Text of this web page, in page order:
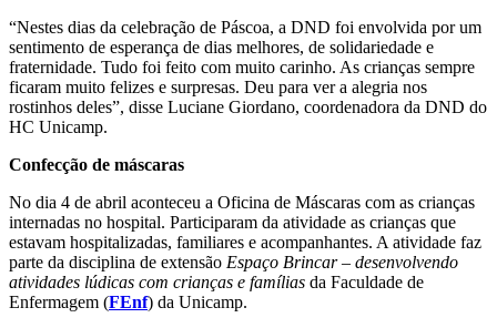
“Nestes dias da celebração de Páscoa, a DND foi envolvida por um
sentimento de esperança de dias melhores, de solidariedade e
fraternidade. Tudo foi feito com muito carinho. As crianças sempre
ficaram muito felizes e surpresas. Deu para ver a alegria nos
rostinhos deles”, disse Luciane Giordano, coordenadora da DND do
HC Unicamp.
Confecção de máscaras
No dia 4 de abril aconteceu a Oficina de Máscaras com as crianças
internadas no hospital. Participaram da atividade as crianças que
estavam hospitalizadas, familiares e acompanhantes. A atividade faz
parte da disciplina de extensão Espaço Brincar – desenvolvendo
atividades lúdicas com crianças e famílias da Faculdade de
Enfermagem (FEnf) da Unicamp.